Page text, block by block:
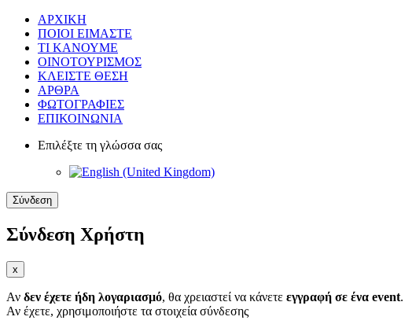
ΑΡΧΙΚΗ
ΠΟΙΟΙ ΕΙΜΑΣΤΕ
ΤΙ ΚΑΝΟΥΜΕ
ΟΙΝΟΤΟΥΡΙΣΜΟΣ
ΚΛΕΙΣΤΕ ΘΕΣΗ
ΑΡΘΡΑ
ΦΩΤΟΓΡΑΦΙΕΣ
ΕΠΙΚΟΙΝΩΝΙΑ
Επιλέξτε τη γλώσσα σας
Σύνδεση
Σύνδεση Χρήστη
x
Αν δεν έχετε ήδη λογαριασμό, θα χρειαστεί να κάνετε εγγραφή σε ένα event.
Αν έχετε, χρησιμοποιήστε τα στοιχεία σύνδεσης